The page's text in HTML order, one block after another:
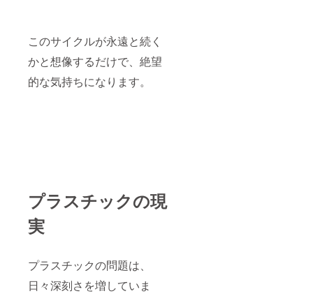
このサイクルが永遠と続く
かと想像するだけで、絶望
的な気持ちになります。
プラスチックの現
実
プラスチックの問題は、
日々深刻さを増していま